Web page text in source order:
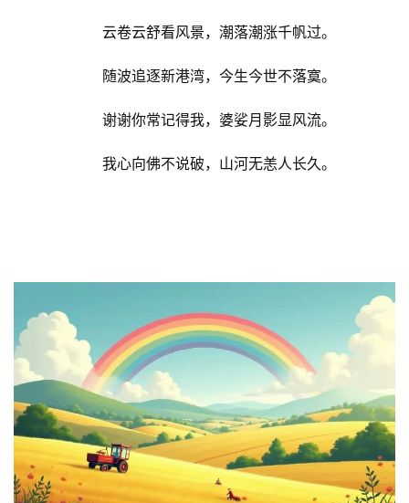
云卷云舒看风景，潮落潮涨千帆过。
随波追逐新港湾，今生今世不落寞。
谢谢你常记得我，婆娑月影显风流。
我心向佛不说破，山河无恙人长久。